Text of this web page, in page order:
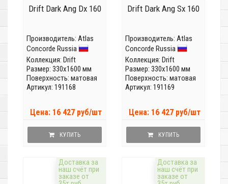
Drift Dark Ang Dx 160
Производитель: Atlas
Concorde Russia
Коллекция: Drift
Размер: 330x1600 мм
Поверхность: матовая
Артикул: 191168
Цена: 16 427 руб/шт
КУПИТЬ
Drift Dark Ang Sx 160
Производитель: Atlas
Concorde Russia
Коллекция: Drift
Размер: 330x1600 мм
Поверхность: матовая
Артикул: 191169
Цена: 16 427 руб/шт
КУПИТЬ
Доставка за
наш счёт при
заказе от
Доставка за
наш счёт при
заказе от